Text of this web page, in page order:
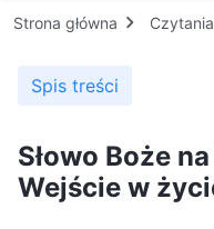
Strona główna Czytania
Spis treści
Słowo Boże
Wejście w